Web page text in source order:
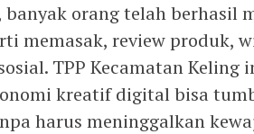
banyak orang telah berhasil
memasak, review produk,
TPP Kecamatan Keling
kreatif digital bisa
harus meninggalkan